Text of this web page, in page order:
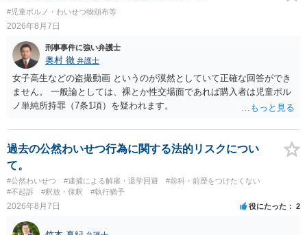
捕、呼び出しされる可能性はどれほどでしょうか？ 誤って当たってし
まっただけであり、さらにその場で女性等のアクションが無かったこ
とからすると、この後に呼び出される可能性は極めて低いと思いま
す。 ③逮捕呼び出しまでの期間 大体どれほどの期間逮捕呼び出しの可
能性があると考えれば良いのでしょうか？ 逮捕や呼び出しの可能性は
極めて低いと思います。 連絡が来ることはないでしょう。
#児童ポルノ・わいせつ物頒布等
2026年8月7日
刑事事件に強い弁護士
奥村 徹 弁護士
女子高生などの盗撮動画 というのが漠然としていて正確な回答ができ
ません。 一般論としては、裸とか性交場面であれば購入者は児童ポル
ノ単純所持罪（7条1項）を疑われます。
過去の公然わいせつ行為に関する法的リスクについ
て。
#公然わいせつ #逮捕による解雇・退学回避
#前科・前歴をつけたくない
#不起訴
#釈放・保釈 #執行猶予
2026年8月7日 役にたった 2